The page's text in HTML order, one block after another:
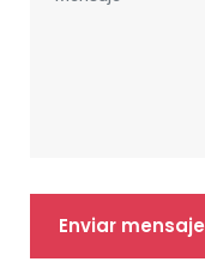
Enviar mensaje